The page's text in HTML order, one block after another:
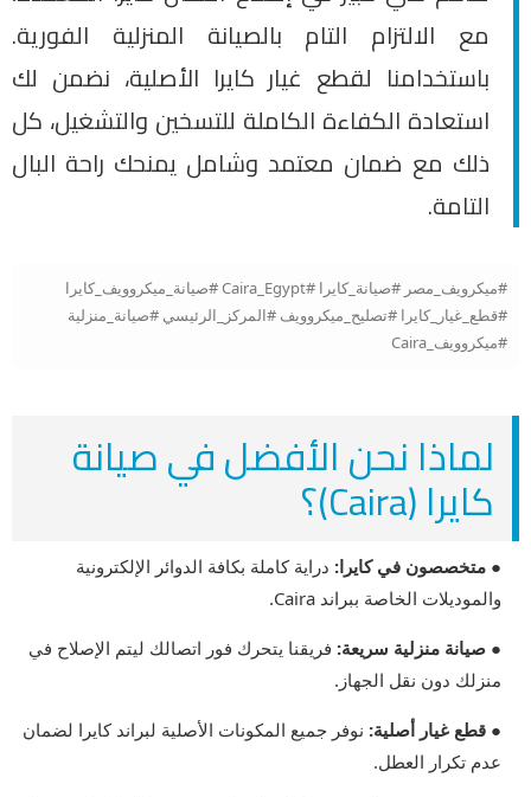
مع الالتزام التام بالصيانة المنزلية الفورية.
باستخدامنا لقطع غيار كايرا الأصلية، نضمن لك
استعادة الكفاءة الكاملة للتسخين والتشغيل، كل
ذلك مع ضمان معتمد وشامل يمنحك راحة البال
التامة.
#ميكرويف_مصر #صيانة_كايرا #Caira_Egypt #صيانة_ميكروويف_كايرا
#قطع_غيار_كايرا #تصليح_ميكروويف #المركز_الرئيسي #صيانة_منزلية
#ميكروويف_Caira
لماذا نحن الأفضل في صيانة
كايرا (Caira)؟
● متخصصون في كايرا: دراية كاملة بكافة الدوائر الإلكترونية
والموديلات الخاصة ببراند Caira.
● صيانة منزلية سريعة: فريقنا يتحرك فور اتصالك ليتم الإصلاح في
منزلك دون نقل الجهاز.
● قطع غيار أصلية: نوفر جميع المكونات الأصلية لبراند كايرا لضمان
عدم تكرار العطل.